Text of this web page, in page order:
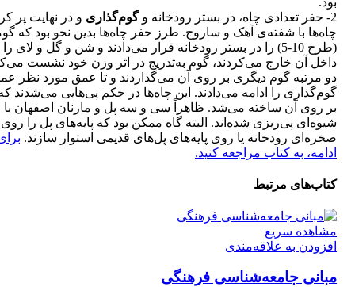
2- حفر تعدادی چاه، در بستر رودخانه و
گوم‌گذاری و در نهایت پر
چاه‌ها با شفته‌ی آهک و ساروج. طرز حفر چاه‌ها بدین نحو بود که
(طرح 10-5) را در بستر رودخانه قرار می‌دادند و شن و گل و لای را
داخل آن خارج می‌کردند، گوم به‌تدریج در اثر وزن خود نشست
دو مرتبه گوم دیگری بر روی آن می‌گذاردند و تا عمق مورد نظر
گوم‌گذاری را ادامه می‌دادند. این چاه‌ها در حکم پی‌هایی می‌شدند
بر روی آن ساخته می‌شد. ظاهراً سی و سه پل و مارنان اصفهان با
شیوه‌ای پی‌ریزی شده‌اند. البته گاه ممکن بود که پایه‌های پل را
صخره‌ای رودخانه یا روی پایه‌های پل‌های قدیمی استوار سازند.
ادامه، به کتاب مراجعه کنید.
کتاب‌های مرتبط
مشاهده سریع
افزودن به علاقه‌مندی
مبانی جامعه‌‌شناسی فرهنگی